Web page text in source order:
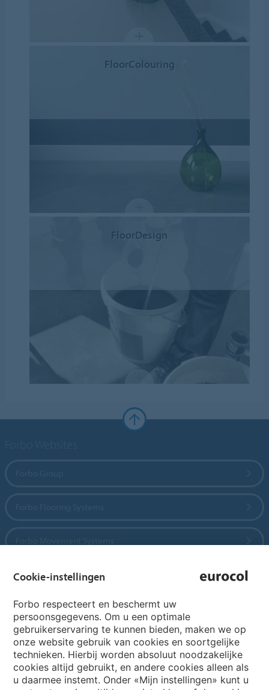
FloorColouring
FloorDesign
Choose your country
My Forbo
Cookie-instellingen
Forbo respecteert en beschermt uw
persoonsgegevens. Om u een optimale
gebruikerservaring te kunnen bieden, maken we op
onze website gebruik van cookies en soortgelijke
technieken. Hierbij worden absoluut noodzakelijke
cookies altijd gebruikt, en andere cookies alleen als
u daarmee instemt. Onder «Mijn instellingen» kunt u